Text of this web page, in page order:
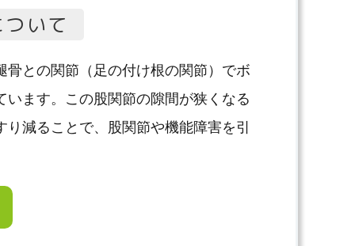
いて
骨との関節（足の付け根の関節）でボ
います。この股関節の隙間が狭くなる
減ることで、股関節や機能障害を引